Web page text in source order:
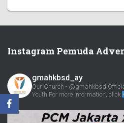
Instagram Pemuda
gmahkbsd_ay
Our Church - @gmahkbsd
Youth For more information, click